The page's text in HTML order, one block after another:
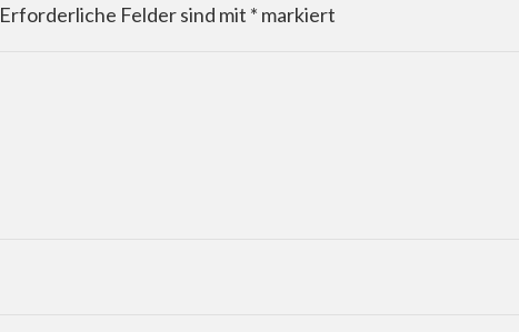
Erforderliche Felder sind mit * markiert